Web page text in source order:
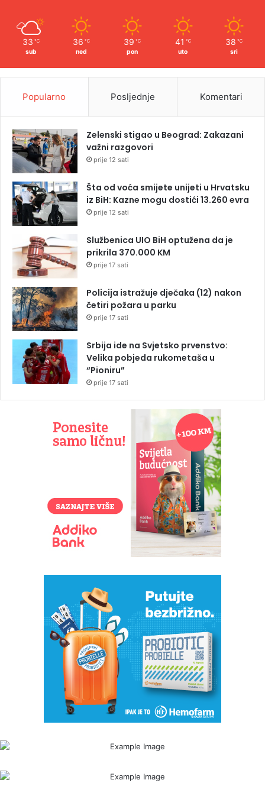
33 ℃
sub
36 ℃
ned
39 ℃
pon
41 ℃
uto
38 ℃
sri
Popularno Posljednje Komentari
Zelenski stigao u Beograd: Zakazani
važni razgovori
prije 12 sati
Šta od voća smijete unijeti u Hrvatsku
iz BiH: Kazne mogu dostići 13.260 evra
prije 12 sati
Službenica UIO BiH optužena da je
prikrila 370.000 KM
prije 17 sati
Policija istražuje dječaka (12) nakon
četiri požara u parku
prije 17 sati
Srbija ide na Svjetsko prvenstvo:
Velika pobjeda rukometaša u
“Pioniru”
prije 17 sati